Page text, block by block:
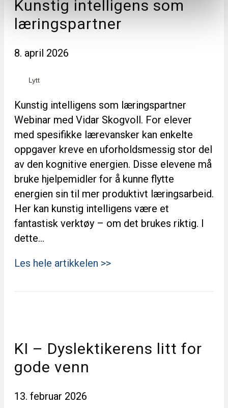
Kunstig intelligens som
læringspartner
8. april 2026
Lytt
Kunstig intelligens som læringspartner
Webinar med Vidar Skogvoll. For elever
med spesifikke lærevansker kan enkelte
oppgaver kreve en uforholdsmessig stor del
av den kognitive energien. Disse elevene må
bruke hjelpemidler for å kunne flytte
energien sin til mer produktivt læringsarbeid.
Her kan kunstig intelligens være et
fantastisk verktøy – om det brukes riktig. I
dette…
Les hele artikkelen >>
KI – Dyslektikerens litt for
gode venn
13. februar 2026